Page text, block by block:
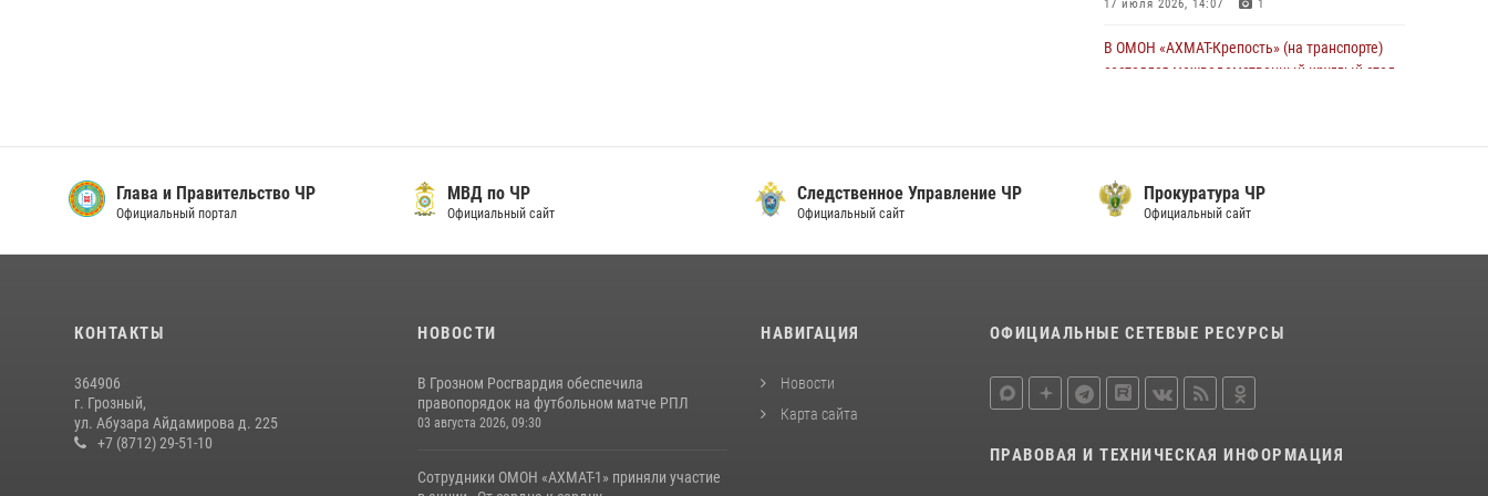
17 июля 2026, 14:07 1
В ОМОН «АХМАТ-Крепость» (на транспорте)
состоялся межведомственный круглый стол
В проекте «Истории о СВОих» - командир
Байсагуров
16 июля 2026, 14:06
законодательстве
В ОМОН «АХМАТ-1» прошел День открытых
«Майралла»
Глава и Правительство ЧР
Официальный портал
МВД по ЧР
Официальный сайт
Следственное Управление ЧР
Официальный сайт
Прокуратура ЧР
Официальный сайт
КОНТАКТЫ
364906
г. Грозный,
ул. Абузара Айдамирова д. 225
+7 (8712) 29-51-10
НОВОСТИ
В Грозном Росгвардия обеспечила
правопорядок на футбольном матче РПЛ
03 августа 2026, 09:30
Сотрудники ОМОН «АХМАТ-1» приняли участие
НАВИГАЦИЯ
Новости
Карта сайта
ОФИЦИАЛЬНЫЕ СЕТЕВЫЕ РЕСУРСЫ
ПРАВОВАЯ И ТЕХНИЧЕСКАЯ ИНФОРМАЦИЯ